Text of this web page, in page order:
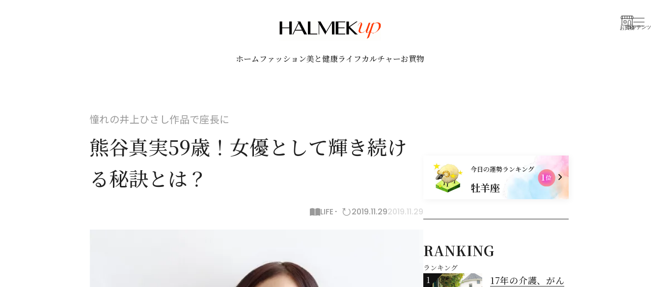
お買物コンテンツ
ホーム ファッション美と健康ライフカルチャーお買物
憧れの井上ひさし作品で座長に
熊谷真実59歳！女優として輝き続け
る秘訣とは？
LIFE 2019.11.292019.11.29
今日の運勢ランキング
牡羊座
乙女座
1
2位
RANKING
ランキング
1
17年の介護、がん